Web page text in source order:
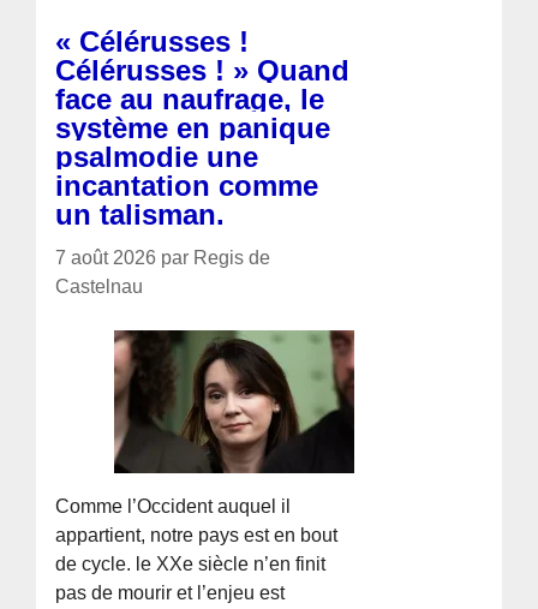
« Célérusses !
Célérusses ! » Quand
face au naufrage, le
système en panique
psalmodie une
incantation comme
un talisman.
7 août 2026 par Regis de
Castelnau
Comme l’Occident auquel il
appartient, notre pays est en bout
de cycle. le XXe siècle n’en finit
pas de mourir et l’enjeu est